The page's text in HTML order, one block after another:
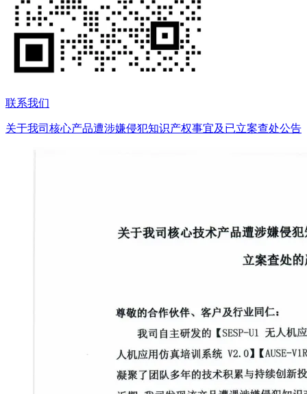
联系我们
关于我司核心产品遭涉嫌侵犯知识产权事宜及已立案查处公告